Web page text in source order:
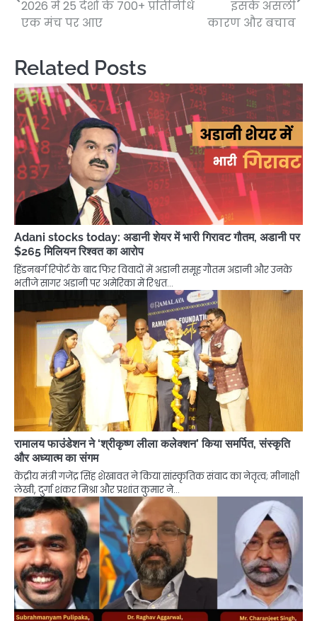
2026 में 25 देशों के 700+ प्रतिनिधि
एक मंच पर आए
इसके असली
कारण और बचाव
Related Posts
Adani stocks today: अडानी शेयर में भारी गिरावट गौतम, अडानी पर
$265 मिलियन रिश्वत का आरोप
हिंडनबर्ग रिपोर्ट के बाद फिर विवादों में अडानी समूह गौतम अडानी और उनके
भतीजे सागर अडानी पर अमेरिका में रिश्वत…
रामालय फाउंडेशन ने ‘श्रीकृष्ण लीला कलेक्शन’ किया समर्पित, संस्कृति
और अध्यात्म का संगम
केंद्रीय मंत्री गजेंद्र सिंह शेखावत ने किया सांस्कृतिक संवाद का नेतृत्व; मीनाक्षी
लेखी, दुर्गा शंकर मिश्रा और प्रशांत कुमार ने…